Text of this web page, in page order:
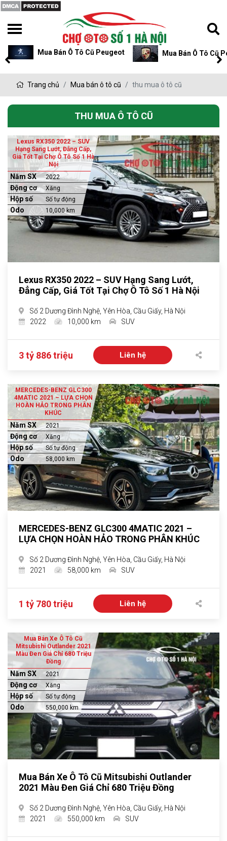
Mua Bán Ô Tô Cũ Peugeot Mua Bán Ô Tô Cũ
Trang chủ Mua bán ô tô cũ thu mua ô tô cũ
THU MUA Ô TÔ CŨ
Lexus RX350 2022 – SUV
Hạng Sang Lướt, Đẳng Cấp,
Giá Tốt Tại Chợ Ô Tô Số 1 Hà
Nội
Năm SX 2022
Động cơ Xăng
Hộp số Số tự động
Odo 10,000 km
Lexus RX350 2022 – SUV Hạng Sang Lướt,
Đẳng Cấp, Giá Tốt Tại Chợ Ô Tô Số 1 Hà Nội
Số 2 Dương Đình Nghệ, Yên Hòa, Cầu Giấy, Hà Nội
2022
10,000 km SUV
3 tỷ 886 triệu Liên hệ
MERCEDES-BENZ GLC300
4MATIC 2021 – LỰA CHỌN
HOÀN HẢO TRONG PHÂN
KHÚC
Năm SX 2021
Động cơ Xăng
Hộp số Số tự động
Odo 58,000 km
MERCEDES-BENZ GLC300 4MATIC 2021 –
LỰA CHỌN HOÀN HẢO TRONG PHÂN KHÚC
Số 2 Dương Đình Nghệ, Yên Hòa, Cầu Giấy, Hà Nội
2021
58,000 km SUV
1 tỷ 780 triệu Liên hệ
Mua Bán Xe Ô Tô Cũ
Mitsubishi Outlander 2021
Màu Đen Giá Chỉ 680 Triệu
Đồng
Năm SX 2021
Động cơ Xăng
Hộp số Số tự động
Odo 550,000 km
Mua Bán Xe Ô Tô Cũ Mitsubishi Outlander
2021 Màu Đen Giá Chỉ 680 Triệu Đồng
Số 2 Dương Đình Nghệ, Yên Hòa, Cầu Giấy, Hà Nội
2021
550,000 km SUV